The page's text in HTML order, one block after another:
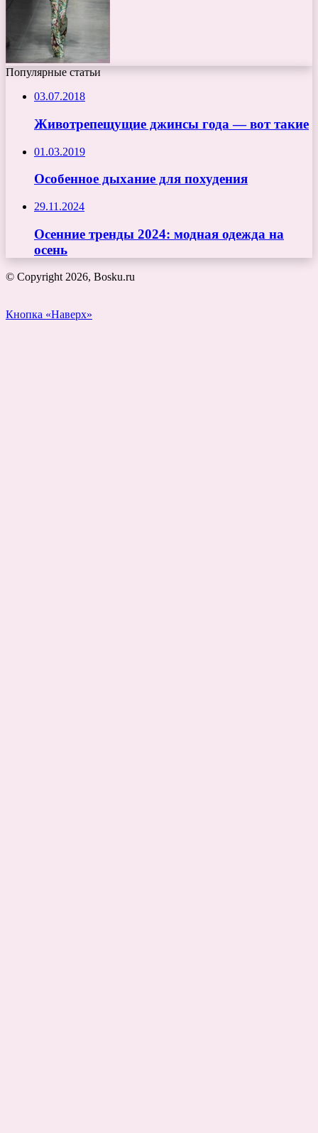
Популярные статьи
03.07.2018
Животрепещущие джинсы года — вот такие
01.03.2019
Особенное дыхание для похудения
29.11.2024
Осенние тренды 2024: модная одежда на
осень
© Copyright 2026, Bosku.ru
Кнопка «Наверх»